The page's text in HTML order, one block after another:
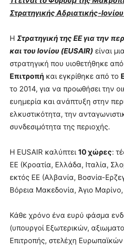
Στρατηγικής Αδριατικής-
Η Στρατηγική της ΕΕ για την
και του Ιονίου (EUSAIR) είναι
στρατηγική που υιοθετήθηκε
Επιτροπή και εγκρίθηκε από το
το 2014, για να προωθήσει την
ευημερία και ανάπτυξη στην
ελκυστικότητα, την
συνδεσιμότητα της περιοχής.
Η EUSAIR καλύπτει 10 χώρες:
ΕΕ (Κροατία, Ελλάδα, Ιταλία,
εκτός ΕΕ (Αλβανία, Βοσνία-
Βόρεια Μακεδονία, Άγιο Μαρίνο,
Κάθε χρόνο ένα ευρύ φάσμα
(υπουργοί Εξωτερικών,
Επιτροπής, στελέχη